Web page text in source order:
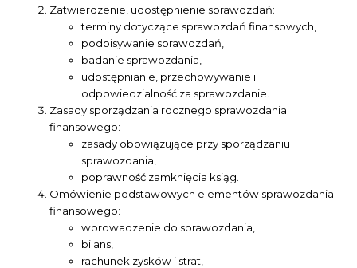
Zatwierdzenie, udostępnienie sprawozdań:
terminy dotyczące sprawozdań finansowych,
podpisywanie sprawozdań,
badanie sprawozdania,
udostępnianie, przechowywanie i
odpowiedzialność za sprawozdanie.
Zasady sporządzania rocznego sprawozdania
finansowego:
zasady obowiązujące przy sporządzaniu
sprawozdania,
poprawność zamknięcia ksiąg.
Omówienie podstawowych elementów sprawozdania
finansowego:
wprowadzenie do sprawozdania,
bilans,
rachunek zysków i strat,